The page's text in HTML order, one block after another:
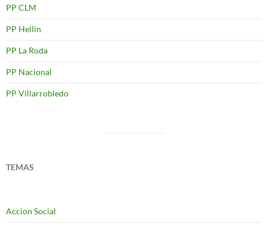
PP CLM
PP Hellin
PP La Roda
PP Nacional
PP Villarrobledo
TEMAS
Accion Social